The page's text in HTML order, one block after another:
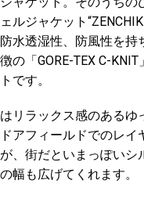
ルジャケット
水透湿性、防風性を持
の「GORE-TEX C-
です。
リラックス感のあるゆ
アフィールドでのレイ
、街だといまっぽいシ
幅も広げてくれます。